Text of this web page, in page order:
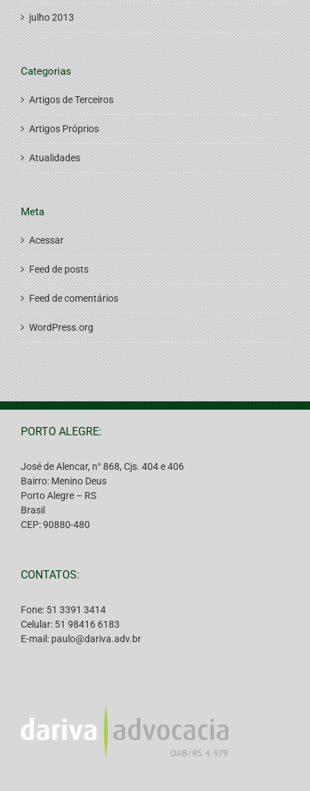
julho 2013
Categorias
Artigos de Terceiros
Artigos Próprios
Atualidades
Meta
Acessar
Feed de posts
Feed de comentários
WordPress.org
PORTO ALEGRE:
José de Alencar, n° 868, Cjs. 404 e 406
Bairro: Menino Deus
Porto Alegre – RS
Brasil
CEP: 90880-480
CONTATOS:
Fone: 51 3391 3414
Celular: 51 98416 6183
E-mail: paulo@dariva.adv.br